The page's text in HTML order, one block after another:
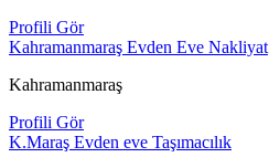
Profili Gör
Kahramanmaraş Evden Eve Nakliyat
Kahramanmaraş
Profili Gör
K.Maraş Evden eve Taşımacılık